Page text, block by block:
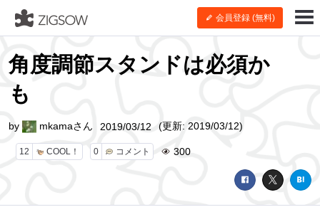
会員登録 (無料)
角度調節スタンドは必須か
も
12 COOL！ 0 コメント 300
by mkamaさん 2019/03/12 (更新: 2019/03/12)